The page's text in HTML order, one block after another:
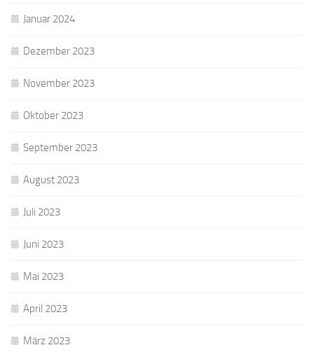
Januar 2024
Dezember 2023
November 2023
Oktober 2023
September 2023
August 2023
Juli 2023
Juni 2023
Mai 2023
April 2023
März 2023